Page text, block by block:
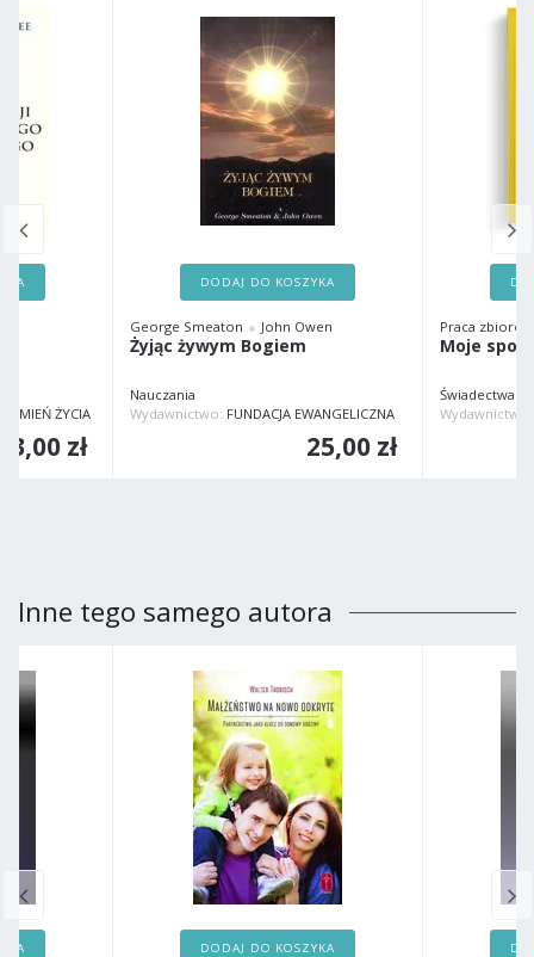
ŻYCIA
zł
DODAJ DO KOSZYKA
George Smeaton John Owen
Żyjąc żywym Bogiem
Nauczania
Wydawnictwo: FUNDACJA EWANGELICZNA
25,00 zł
Praca
Moje
Świadectwa
Inne tego samego autora
DODAJ DO KOSZYKA